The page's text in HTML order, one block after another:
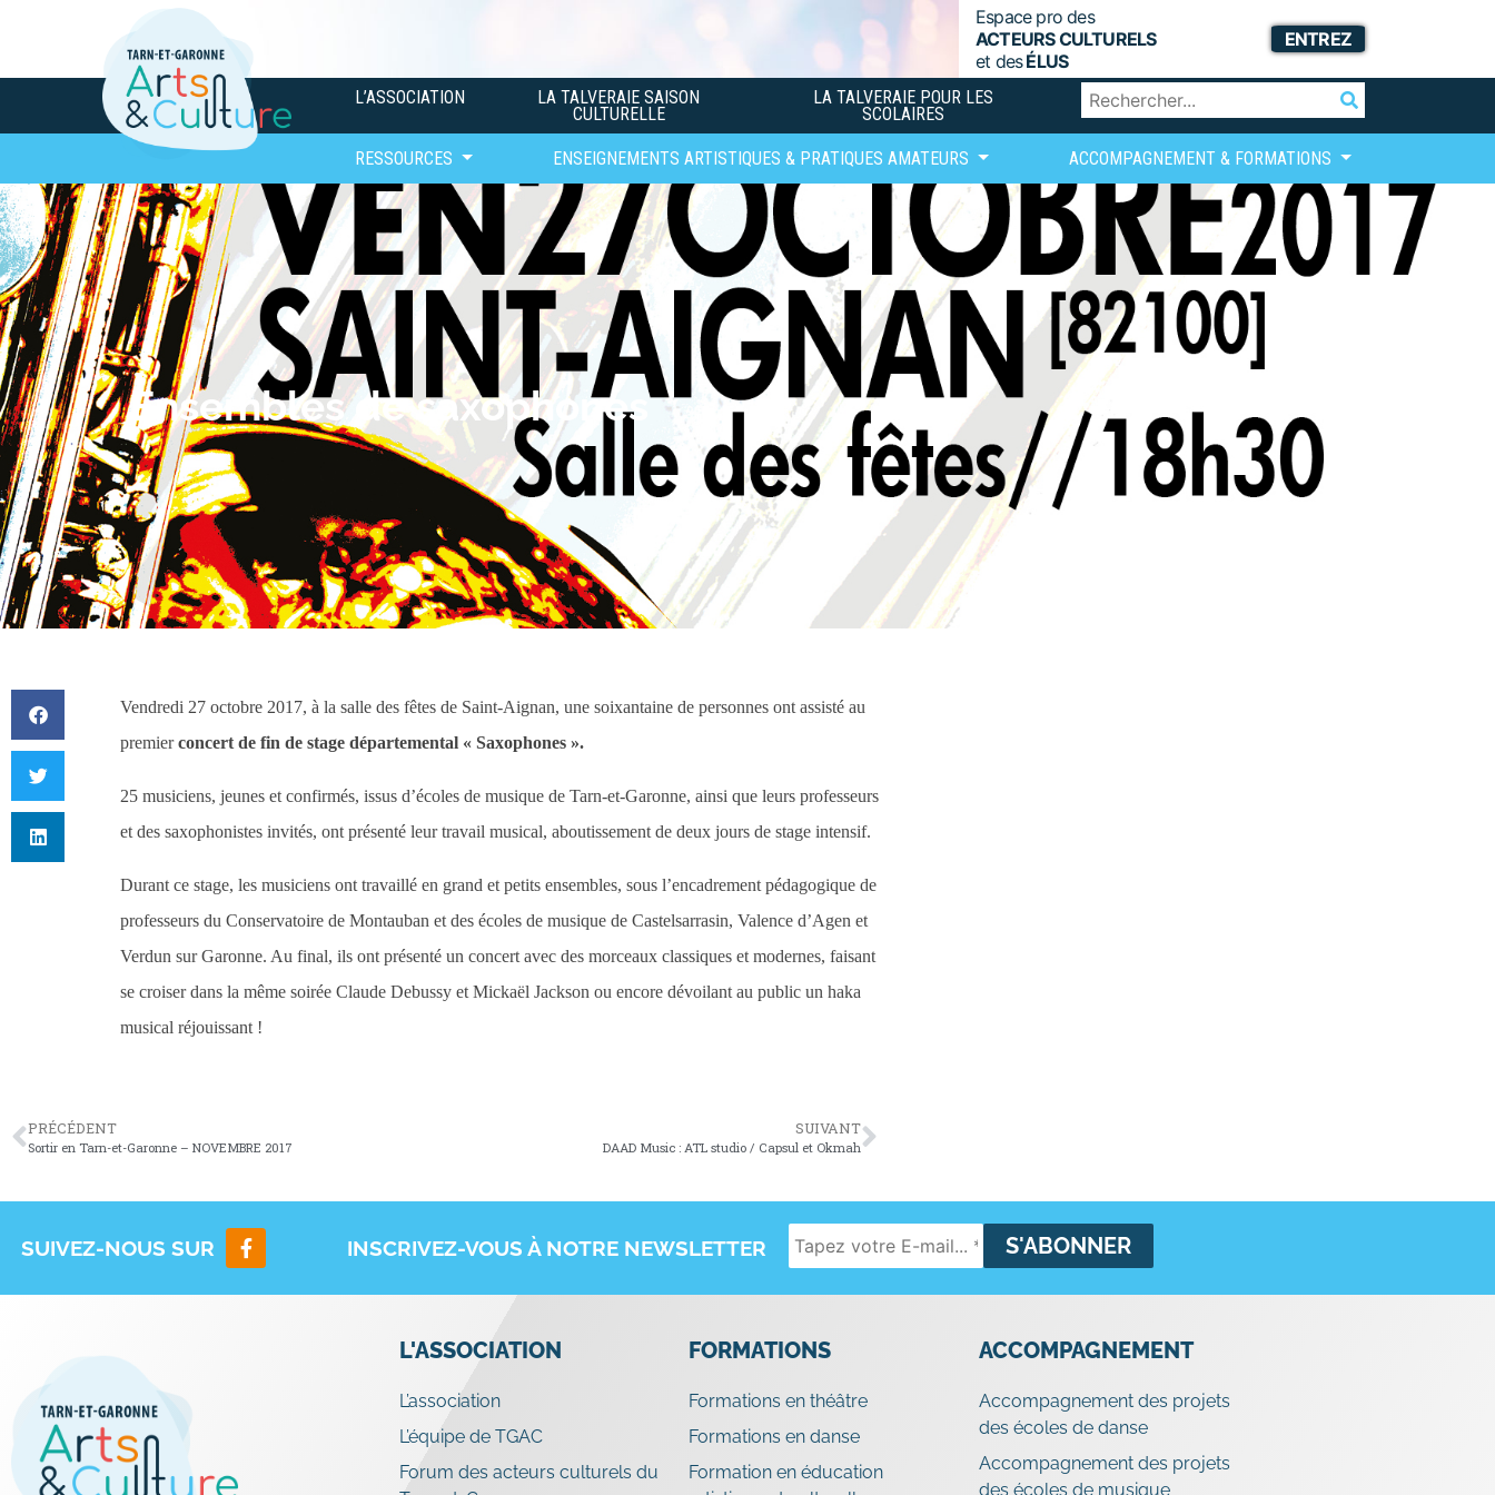
Espace pro des
ACTEURS CULTURELS
et desÉLUS
ENTREZ
L’ASSOCIATION LA TALVERAIE SAISON
CULTURELLE
LA TALVERAIE POUR LES
SCOLAIRES
RESSOURCES ENSEIGNEMENTS ARTISTIQUES & PRATIQUES AMATEURS ACCOMPAGNEMENT & FORMATIONS
Ensembles de saxophones
Vendredi 27 octobre 2017, à la salle des fêtes de Saint-Aignan, une soixantaine de personnes ont assisté au
premierconcert de fin de stage départemental « Saxophones ».
25 musiciens, jeunes et confirmés, issus d’écoles de musique de Tarn-et-Garonne, ainsi que leurs professeurs
et des saxophonistes invités, ont présenté leur travail musical, aboutissement de deux jours de stage intensif.
Durant ce stage, les musiciens ont travaillé en grand et petits ensembles, sous l’encadrement pédagogique de
professeurs du Conservatoire de Montauban et des écoles de musique de Castelsarrasin, Valence d’Agen et
Verdun sur Garonne. Au final, ils ont présenté un concert avec des morceaux classiques et modernes, faisant
se croiser dans la même soirée Claude Debussy et Mickaël Jackson ou encore dévoilant au public un haka
musical réjouissant !
PRÉCÉDENT
Sortir en Tarn-et-Garonne – NOVEMBRE 2017
SUIVANT
DAAD Music : ATL studio / Capsul et Okmah
SUIVEZ-NOUS SUR INSCRIVEZ-VOUS À NOTRE NEWSLETTER
L'ASSOCIATION
L’association
L’équipe de TGAC
Forum des acteurs culturels du
FORMATIONS
Formations en théâtre
Formations en danse
Formation en éducation
ACCOMPAGNEMENT
Accompagnement des projets
des écoles de danse
Accompagnement des projets
des écoles de musique